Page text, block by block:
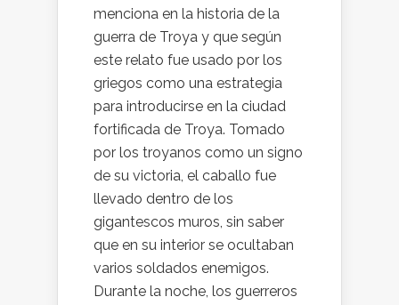
menciona en la historia de la
guerra de Troya y que según
este relato fue usado por los
griegos como una estrategia
para introducirse en la ciudad
fortificada de Troya. Tomado
por los troyanos como un signo
de su victoria, el caballo fue
llevado dentro de los
gigantescos muros, sin saber
que en su interior se ocultaban
varios soldados enemigos.
Durante la noche, los guerreros